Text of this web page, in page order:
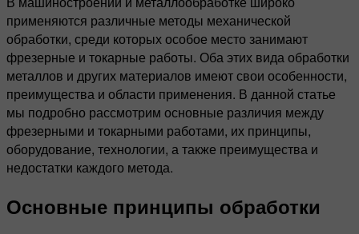
применяются различные методы механической
обработки, среди которых особое место занимают
фрезерные и токарные работы. Оба этих вида обработки
металлов и других материалов имеют свои особенности,
преимущества и области применения. В данной статье
мы подробно рассмотрим основные различия между
фрезерными и токарными работами, их принципы,
оборудование, технологии, а также преимущества и
недостатки каждого метода.
Основные принципы обработки